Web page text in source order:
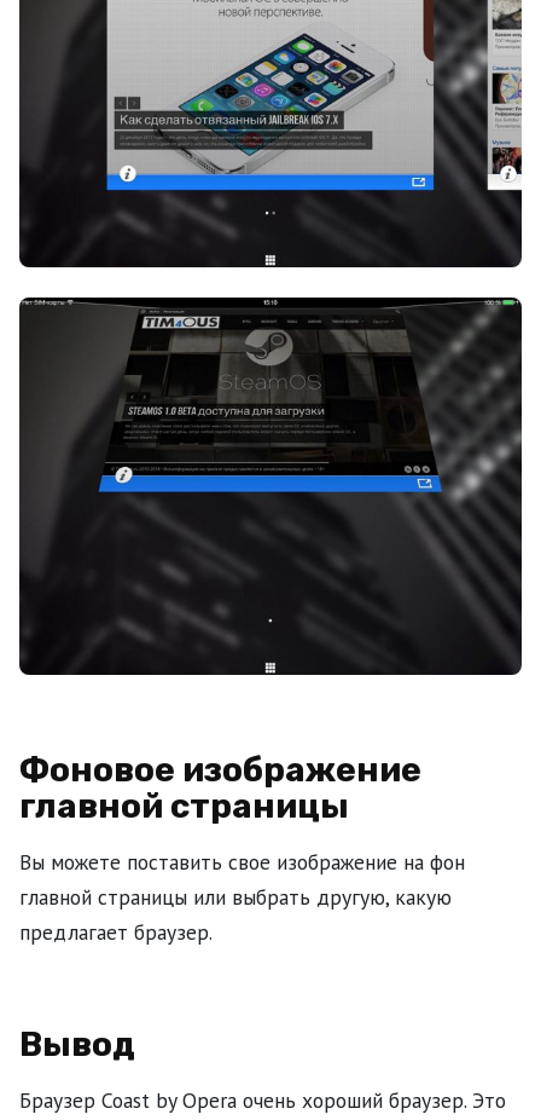
Фоновое изображение
главной страницы
Вы можете поставить свое изображение на фон
главной страницы или выбрать другую, какую
предлагает браузер.
Вывод
Браузер Coast by Opera очень хороший браузер. Это